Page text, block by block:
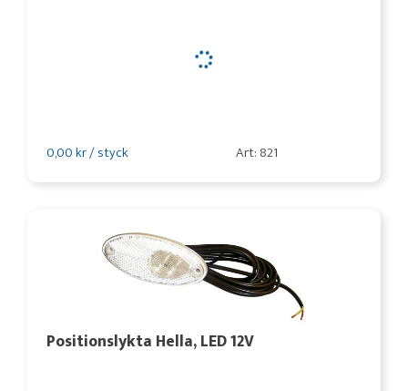
0,00 kr / styck Art: 821
Positionslykta Hella, LED 12V